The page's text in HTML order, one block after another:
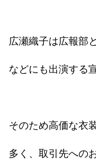
広瀬織子は広報部
などにも出演する
そのため高価な衣
多く、取引先への